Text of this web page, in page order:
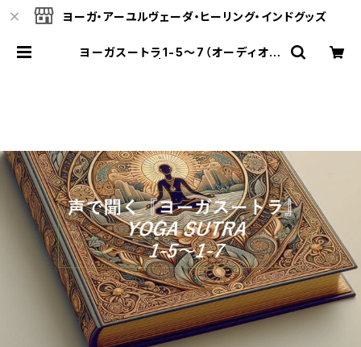
ヨーガ・アーユルヴェーダ・ヒーリング・インドグッズ
ヨーガスートラ1-5～7（オーディオ版